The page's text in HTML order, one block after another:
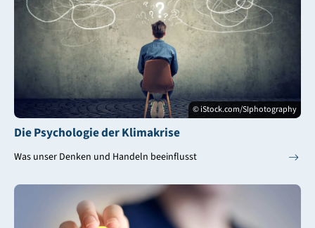
© iStock.com/SIphotography
Die Psychologie der Klimakrise
Was unser Denken und Handeln beeinflusst